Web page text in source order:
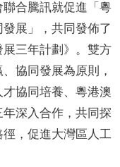
合騰訊就促進「粵
展」，共同發佈了
展三年計劃》。雙方
協同發展為原則，
協同培養、粵港澳
深入合作，共同探
，促進大灣區人工